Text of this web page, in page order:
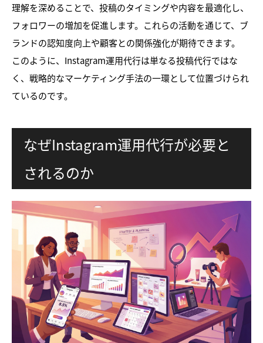
理解を深めることで、投稿のタイミングや内容を最適化し、
フォロワーの増加を促進します。これらの活動を通じて、ブ
ランドの認知度向上や顧客との関係強化が期待できます。
このように、Instagram運用代行は単なる投稿代行ではな
く、戦略的なマーケティング手法の一環として位置づけられ
ているのです。
なぜInstagram運用代行が必要と
されるのか